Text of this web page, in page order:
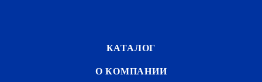
КАТАЛОГ
О КОМПАНИИ